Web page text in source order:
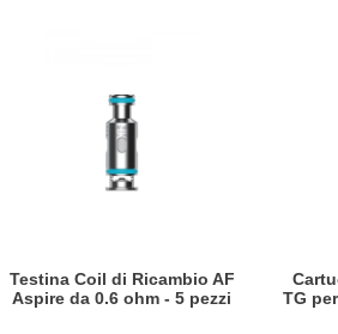
Testina Coil di Ricambio AF
Aspire da 0.6 ohm - 5 pezzi
TG